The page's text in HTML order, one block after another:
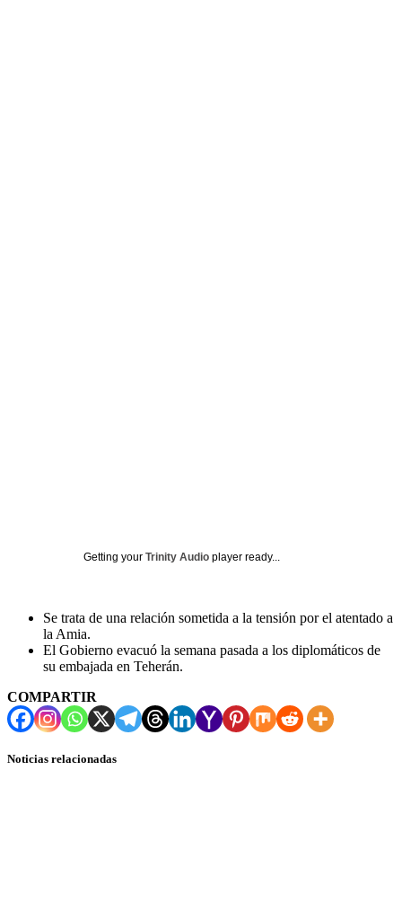
Getting your Trinity Audio player ready...
Se trata de una relación sometida a la tensión por el atentado a
la Amia.
El Gobierno evacuó la semana pasada a los diplomáticos de
su embajada en Teherán.
COMPARTIR
Noticias relacionadas